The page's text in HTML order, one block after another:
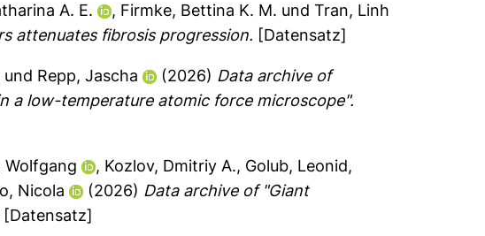
A. E. , Firmke, Bettina K. M. undTran, Linh
attenuates fibrosis progression. [Datensatz]
und Repp, Jascha (2026) Data archive of
a low-temperature atomic force microscope".
Wolfgang , Kozlov, Dmitriy A., Golub, Leonid,
Nicola (2026) Data archive of "Giant
[Datensatz]